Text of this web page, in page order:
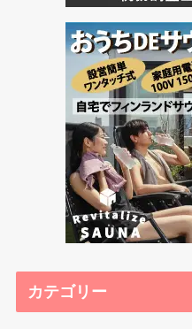
カテゴリー